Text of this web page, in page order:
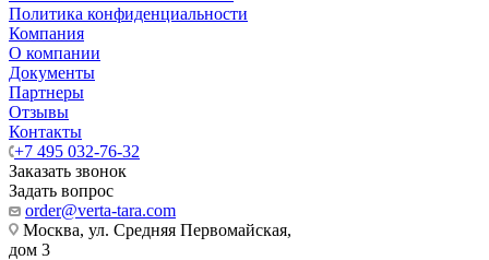
Политика конфиденциальности
Компания
О компании
Документы
Партнеры
Отзывы
Контакты
+7 495 032-76-32
Заказать звонок
Задать вопрос
order@verta-tara.com
Москва, ул. Средняя Первомайская,
дом 3